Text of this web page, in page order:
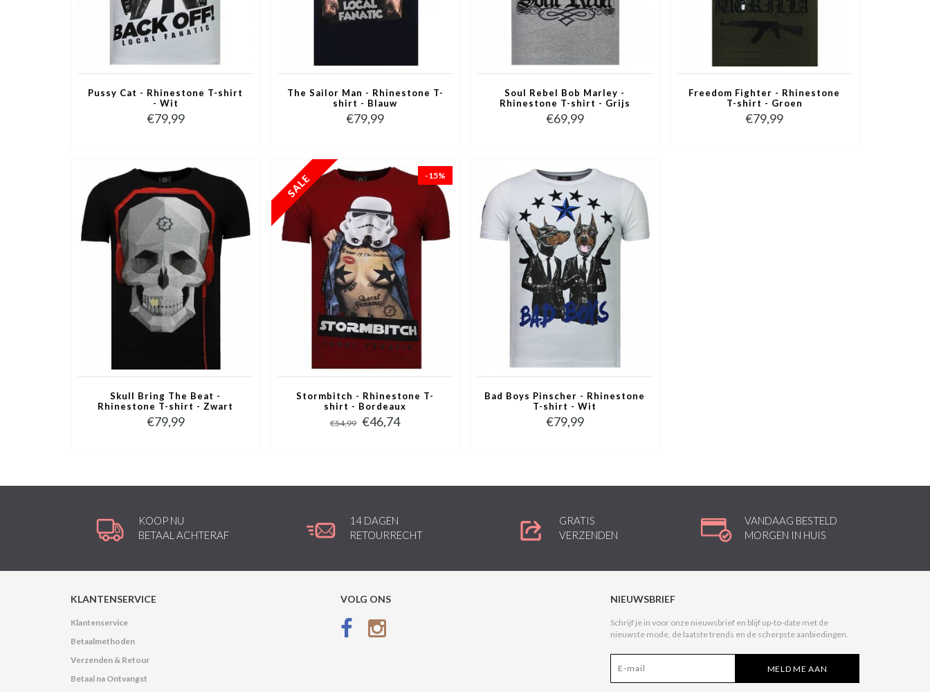
Pussy Cat - Rhinestone T-shirt
- Wit
€79,99
The Sailor Man - Rhinestone T-
shirt - Blauw
€79,99
Soul Rebel Bob Marley -
Rhinestone T-shirt - Grijs
€69,99
Freedom Fighter - Rhinestone
T-shirt - Groen
€79,99
Skull Bring The Beat -
Rhinestone T-shirt - Zwart
€79,99
-15%
Stormbitch - Rhinestone T-
shirt - Bordeaux
€54,99 €46,74
Bad Boys Pinscher - Rhinestone
T-shirt - Wit
€79,99
KOOP NU
BETAAL ACHTERAF
14 DAGEN
RETOURRECHT
GRATIS
VERZENDEN
VANDAAG BESTELD
MORGEN IN HUIS
KLANTENSERVICE
Klantenservice
Betaalmethoden
Verzenden & Retour
Betaal na Ontvangst
VOLG ONS NIEUWSBRIEF
Schrijf je in voor onze nieuwsbrief en blijf up-to-date met de
nieuwste mode, de laatste trends en de scherpste aanbiedingen.
MELD ME AAN